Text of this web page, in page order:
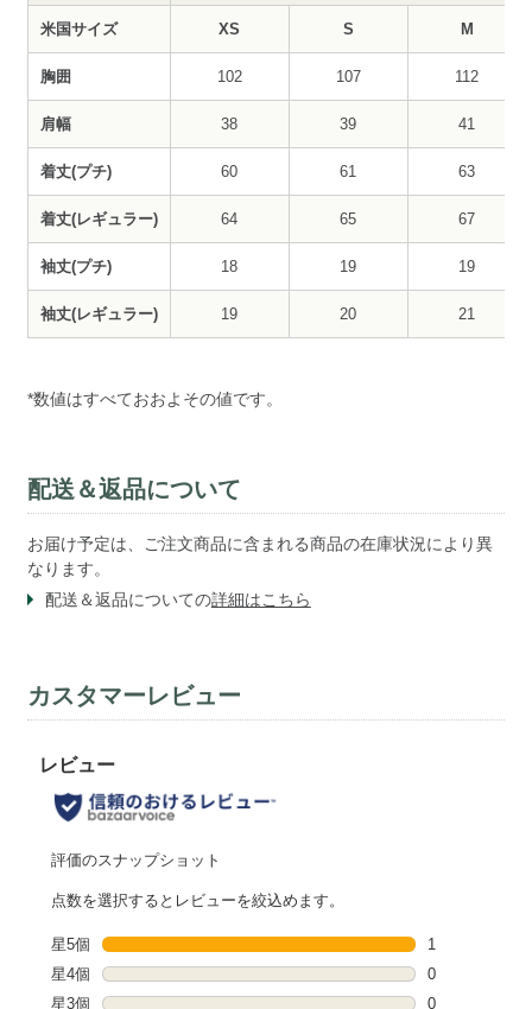
米国サイズ XS S M
胸囲 102 107 112
肩幅 38 39 41
着丈(プチ) 60 61 63
着丈(レギュラー) 64 65 67
袖丈(プチ) 18 19 19
袖丈(レギュラー) 19 20 21
*数値はすべておおよその値です。
配送＆返品について
お届け予定は、ご注文商品に含まれる商品の在庫状況により異
なります。
配送＆返品についての詳細はこちら
カスタマーレビュー